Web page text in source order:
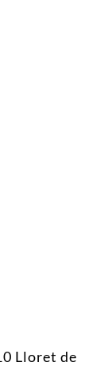
Lloret de